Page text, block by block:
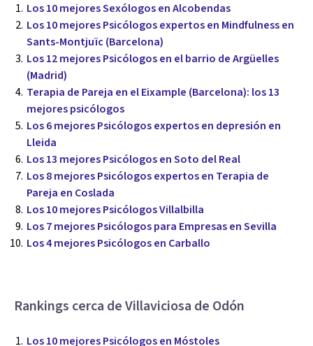
Los 10 mejores Sexólogos en Alcobendas
Los 10 mejores Psicólogos expertos en Mindfulness en
Sants-Montjuïc (Barcelona)
Los 12 mejores Psicólogos en el barrio de Argüelles
(Madrid)
Terapia de Pareja en el Eixample (Barcelona): los 13
mejores psicólogos
Los 6 mejores Psicólogos expertos en depresión en
Lleida
Los 13 mejores Psicólogos en Soto del Real
Los 8 mejores Psicólogos expertos en Terapia de
Pareja en Coslada
Los 10 mejores Psicólogos Villalbilla
Los 7 mejores Psicólogos para Empresas en Sevilla
Los 4 mejores Psicólogos en Carballo
Rankings cerca de Villaviciosa de Odón
Los 10 mejores Psicólogos en Móstoles